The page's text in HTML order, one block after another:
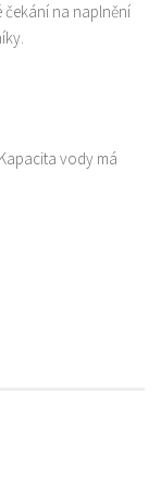
čekání na naplnění
vody má